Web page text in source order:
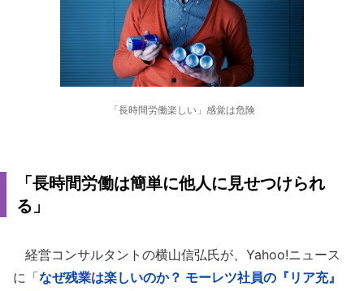
「長時間労働楽しい」感覚は危険
「長時間労働は簡単に他人に見せつけられ
る」
経営コンサルタントの横山信弘氏が、Yahoo!ニュース
に「なぜ残業は楽しいのか？ モーレツ社員の『リア充』